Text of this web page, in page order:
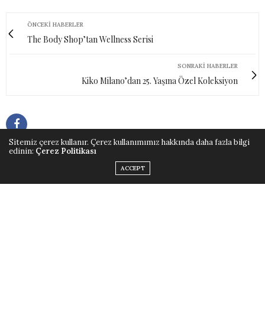
ÖNCEKI HABERLER
The Body Shop’tan Wellness Serisi
SONRAKI HABERLER
Kiko Milano’dan 25. Yaşına Özel Koleksiyon
Sitemiz çerez kullanır. Çerez kullanımımız hakkında daha fazla bilgi
edinin: Çerez Politikası
ACCEPT